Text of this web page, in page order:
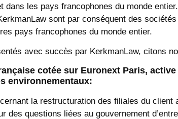
dans les pays francophones du monde
sont par conséquent des
pays francophones du monde entier.
avec succès par KerkmanLaw, citons
cotée sur Euronext Paris,
environnementaux:
la restructuration des filiales du client
des questions liées au gouvernement